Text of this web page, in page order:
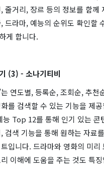
줄거리, 장르 등의 정보를 함께
드라마, 예능의 순위도 확인할
게 합니다​.
(3) - 소나기티비
는 연도별, 등록순, 조회순, 추천
를 검색할 수 있는 기능을 제
능 Top 12를 통해 인기 있는 콘
검색 기능을 통해 원하는 자료
입니다. 드라마와 영화의 미리
이해에 도움을 주는 것도 특